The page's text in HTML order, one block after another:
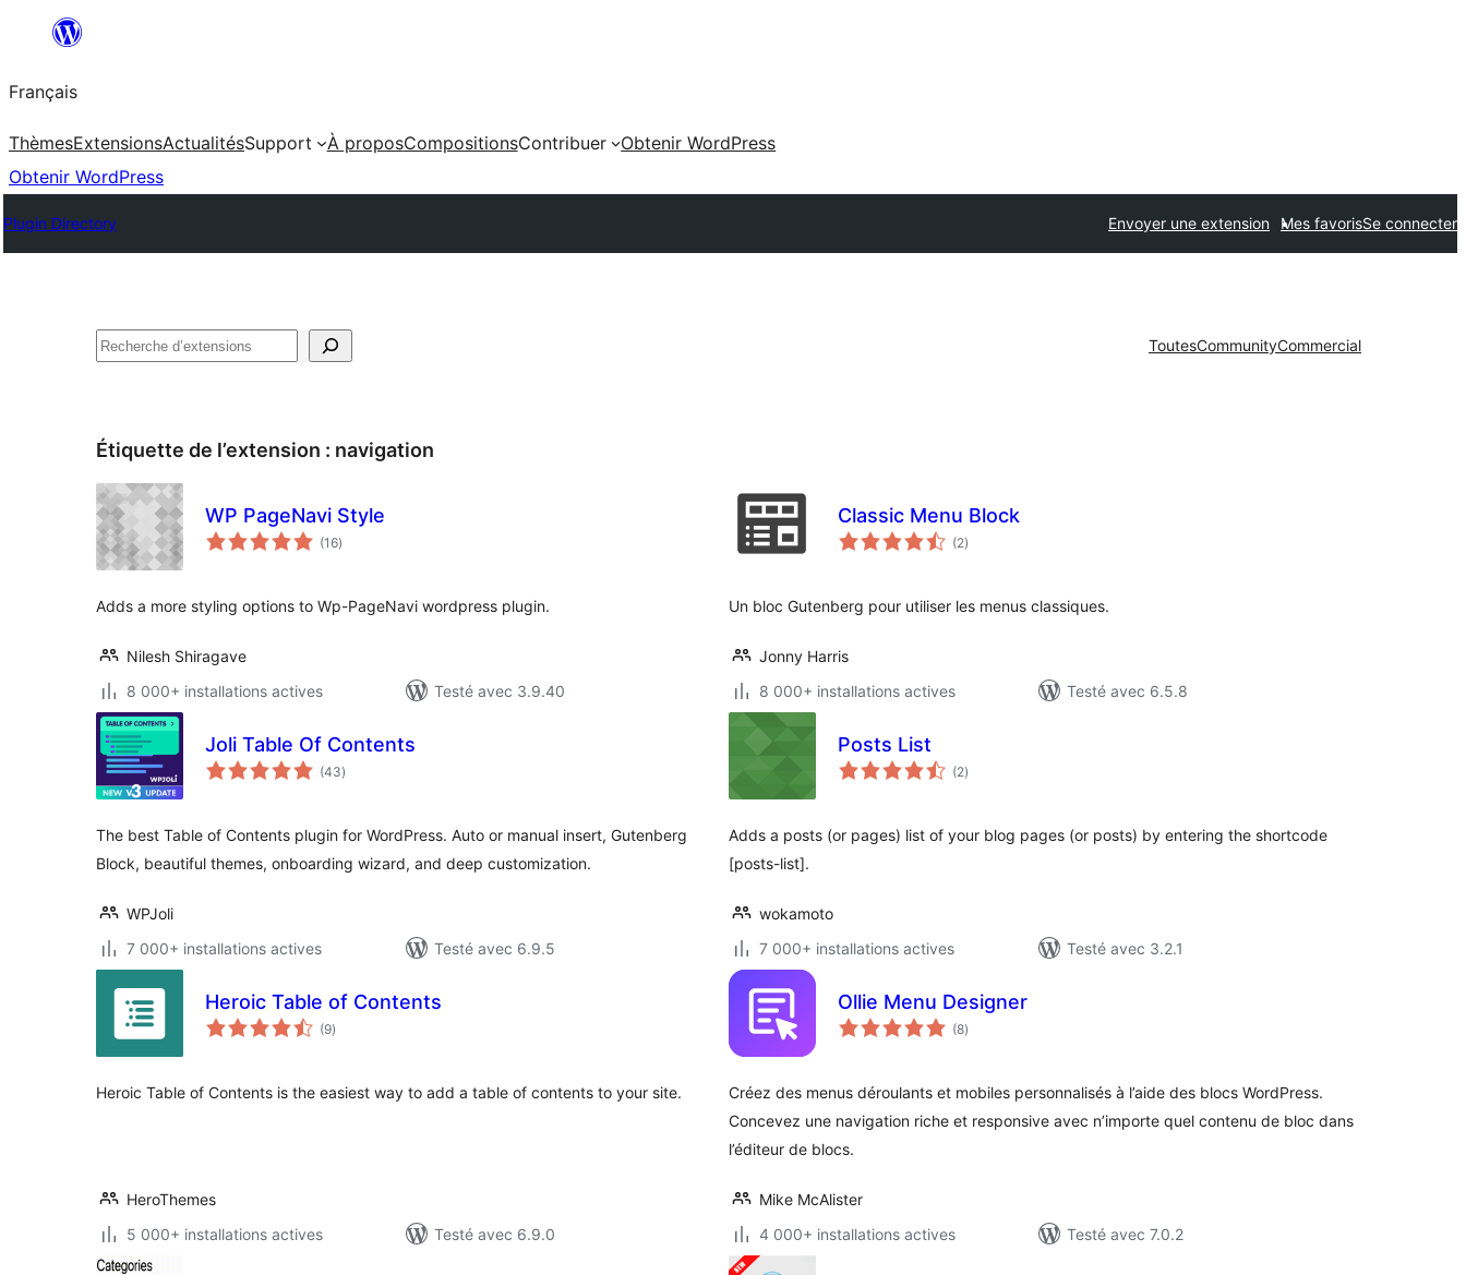
contenu
Français
ThèmesExtensionsActualitésSupport À proposCompositionsContribuer
Obtenir WordPress
Obtenir WordPress
Plugin Directory Envoyer une extension Mes favorisSe connecter
Rechercher ToutesCommunityCommercial
Étiquette de l’extension : navigation
WP PageNavi Style
(16notes
en
)
Adds a more styling options to Wp-PageNavi wordpress plugin.
Nilesh Shiragave
8 000+ installations actives
Testé avec 3.9.40
Classic Menu Block
(2notes
en
)
Un bloc Gutenberg pour utiliser les menus classiques.
Jonny Harris
8 000+ installations actives
Testé avec 6.5.8
Joli Table Of Contents
(43notes
en
)
The best Table of Contents plugin for WordPress. Auto or manual insert, Gutenberg
Block, beautiful themes, onboarding wizard, and deep customization.
WPJoli
7 000+ installations actives
Testé avec 6.9.5
Posts List
(2notes
en
)
Adds a posts (or pages) list of your blog pages (or posts) by entering the shortcode
[posts-list].
wokamoto
7 000+ installations actives
Testé avec 3.2.1
Heroic Table of Contents
(9notes
en
)
Heroic Table of Contents is the easiest way to add a table of contents to your site.
HeroThemes
5 000+ installations actives
Testé avec 6.9.0
Ollie Menu Designer
(8notes
en
)
Créez des menus déroulants et mobiles personnalisés à l’aide des blocs WordPress.
Concevez une navigation riche et responsive avec n’importe quel contenu de bloc dans
l’éditeur de blocs.
Mike McAlister
4 000+ installations actives
Testé avec 7.0.2